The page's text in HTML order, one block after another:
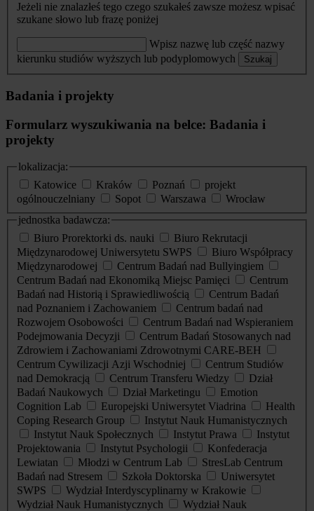
Jeżeli nie znalazłeś tego czego szukałeś zawsze możesz wpisać
szukane słowo lub frazę poniżej
Wpisz nazwę lub część nazwy
kierunku studiów wyższych lub podyplomowych
Szukaj
Badania i projekty
Formularz wyszukiwania na belce: Badania i
projekty
lokalizacja:
Katowice
Kraków Poznań
projekt
ogólnouczelniany
Sopot Warszawa
Wrocław
jednostka badawcza:
Biuro Prorektorki ds. nauki
Biuro Rekrutacji
Międzynarodowej Uniwersytetu SWPS
Biuro Współpracy
Międzynarodowej
Centrum Badań nad Bullyingiem
Centrum Badań nad Ekonomiką Miejsc Pamięci
Centrum
Badań nad Historią i Sprawiedliwością
Centrum Badań
nad Poznaniem i Zachowaniem
Centrum badań nad
Rozwojem Osobowości
Centrum Badań nad Wspieraniem
Podejmowania Decyzji
Centrum Badań Stosowanych nad
Zdrowiem i Zachowaniami Zdrowotnymi CARE-BEH
Centrum Cywilizacji Azji Wschodniej
Centrum Studiów
nad Demokracją
Centrum Transferu Wiedzy
Dział
Badań Naukowych
Dział Marketingu
Emotion
Cognition Lab
Europejski Uniwersytet Viadrina
Health
Coping Research Group
Instytut Nauk Humanistycznych
Instytut Nauk Społecznych
Instytut Prawa
Instytut
Projektowania
Instytut Psychologii
Konfederacja
Lewiatan
Młodzi w Centrum Lab
StresLab Centrum
Badań nad Stresem
Szkoła Doktorska
Uniwersytet
SWPS
Wydział Interdyscyplinarny w Krakowie
Wydział Nauk Humanistycznych
Wydział Nauk